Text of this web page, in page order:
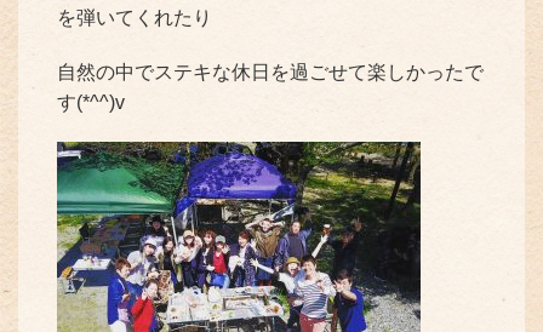
を弾いてくれたり
自然の中でステキな休日を過ごせて楽しかったで
す(*^^)v